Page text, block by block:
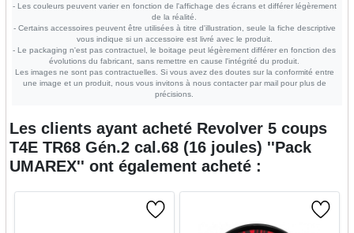
- Les couleurs peuvent varier en fonction de l'affichage des écrans et différer légèrement
de la réalité.
- Certains accessoires peuvent être utilisées à titre d'illustration, seule la fiche descriptive
vous indique si un accessoire est livré avec le produit.
- Le packaging n'est pas contractuel, le boitage peut légèrement différer en fonction des
évolutions du fabricant, sans remettre en cause l'intégrité du produit.
Les images ne sont pas contractuelles. Si vous avez des doutes sur la conformité entre
une image et un produit, nous vous invitons à nous contacter par mail pour plus de
précisions.
Les clients ayant acheté Revolver 5 coups
T4E TR68 Gén.2 cal.68 (16 joules) ''Pack
UMAREX'' ont également acheté :